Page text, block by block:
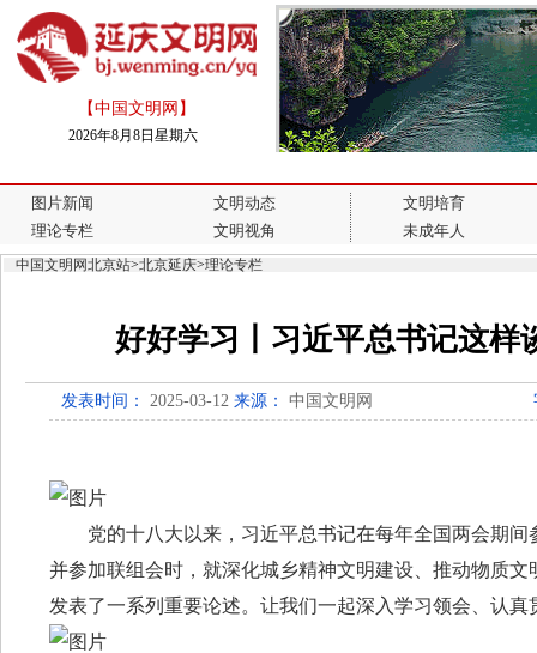
【中国文明网】
2026年8月8日星期六
图片新闻
文明动态
理论专栏
文明视角
文明培育
未成年人
中国文明网北京站>北京延庆>理论专栏
好好学习丨习近平总书记这样
发表时间： 2025-03-12 来源： 中国文明网
党的十八大以来，习近平总书记在每年全国两会期间
并参加联组会时，就深化城乡精神文明建设、推动物质
发表了一系列重要论述。让我们一起深入学习领会、认真